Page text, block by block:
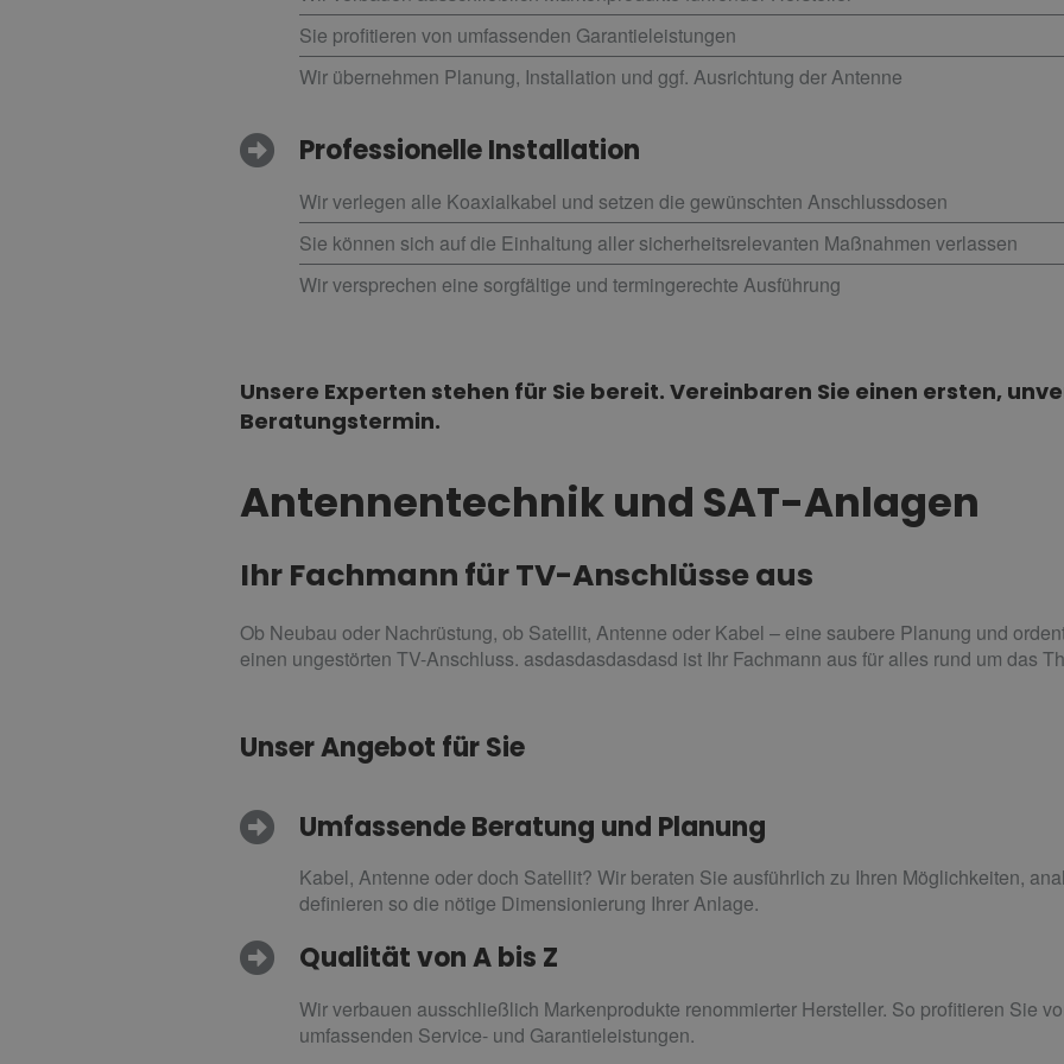
Sie profitieren von umfassenden Garantieleistungen
Wir übernehmen Planung, Installation und ggf. Ausrichtung der Antenne
Professionelle Installation
Wir verlegen alle Koaxialkabel und setzen die gewünschten Anschlussdosen
Sie können sich auf die Einhaltung aller sicherheitsrelevanten Maßnahmen verlassen
Wir versprechen eine sorgfältige und termingerechte Ausführung
Unsere Experten stehen für Sie bereit. Vereinbaren Sie einen ersten,
Beratungstermin.
Antennentechnik und SAT-Anlagen
Ihr Fachmann für TV-Anschlüsse aus
Ob Neubau oder Nachrüstung, ob Satellit, Antenne oder Kabel – eine saubere Planung und
einen ungestörten TV-Anschluss. asdasdasdasdasd ist Ihr Fachmann aus für alles rund um das
Unser Angebot für Sie
Umfassende Beratung und Planung
Kabel, Antenne oder doch Satellit? Wir beraten Sie ausführlich zu Ihren Möglichkeiten,
definieren so die nötige Dimensionierung Ihrer Anlage.
Qualität von A bis Z
Wir verbauen ausschließlich Markenprodukte renommierter Hersteller. So profitieren Sie
umfassenden Service- und Garantieleistungen.